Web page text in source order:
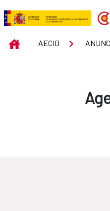
Skip to Main Content
Events
INICIOAECID